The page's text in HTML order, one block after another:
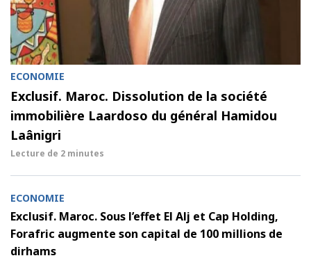
ECONOMIE
Exclusif. Maroc. Dissolution de la société
immobilière Laardoso du général Hamidou
Laânigri
Lecture de 2 minutes
ECONOMIE
Exclusif. Maroc. Sous l’effet El Alj et Cap Holding,
Forafric augmente son capital de 100 millions de
dirhams